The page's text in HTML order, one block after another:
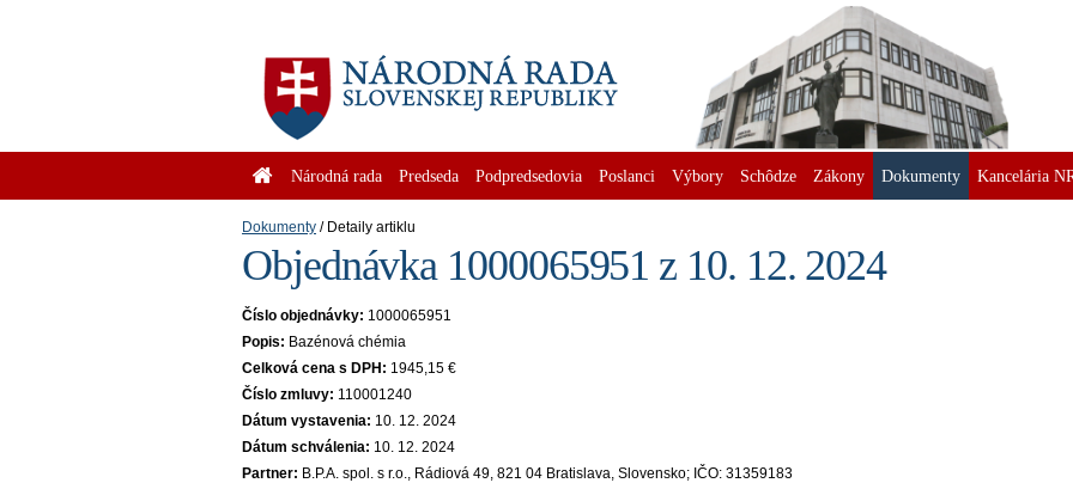
Národná rada Predseda Podpredsedovia Poslanci Výbory Schôdze Zákony Dokumenty Kancelária
Dokumenty Detaily artiklu
Objednávka 1000065951 z 10. 12. 2024
Číslo objednávky: 1000065951
Popis: Bazénová chémia
Celková cena s DPH: 1945,15 €
Číslo zmluvy: 110001240
Dátum vystavenia: 10. 12. 2024
Dátum schválenia: 10. 12. 2024
Partner: B.P.A. spol. s r.o., Rádiová 49, 821 04 Bratislava, Slovensko; IČO: 31359183